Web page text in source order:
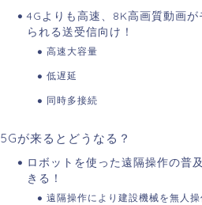
4Gよりも高速、8K高画質動画
られる送受信向け！
高速大容量
低遅延
同時多接続
5Gが来るとどうなる？
ロボットを使った遠隔操作の普
きる！
遠隔操作により建設機械を無人操